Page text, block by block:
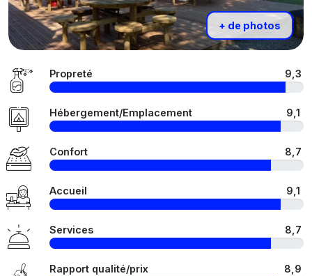
+ de photos
Propreté 9,3
Hébergement/Emplacement 9,1
Confort 8,7
Accueil 9,1
Services 8,7
Rapport qualité/prix 8,9